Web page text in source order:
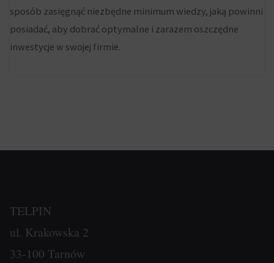
sposób zasięgnąć niezbędne minimum wiedzy, jaką powinni
posiadać, aby dobrać optymalne i zarazem oszczędne
inwestycje w swojej firmie.
TELPIN
ul. Krakowska 2
33-100 Tarnów